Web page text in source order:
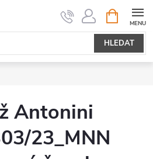
HLEDAT
NÁKUPNÍ
KOŠÍK
Antonini
23_MNN